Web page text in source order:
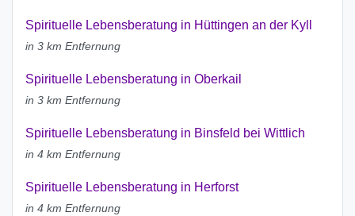
Spirituelle Lebensberatung in Hüttingen an der Kyll
in 3 km Entfernung
Spirituelle Lebensberatung in Oberkail
in 3 km Entfernung
Spirituelle Lebensberatung in Binsfeld bei Wittlich
in 4 km Entfernung
Spirituelle Lebensberatung in Herforst
in 4 km Entfernung